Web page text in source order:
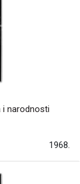
i narodnosti
1968.